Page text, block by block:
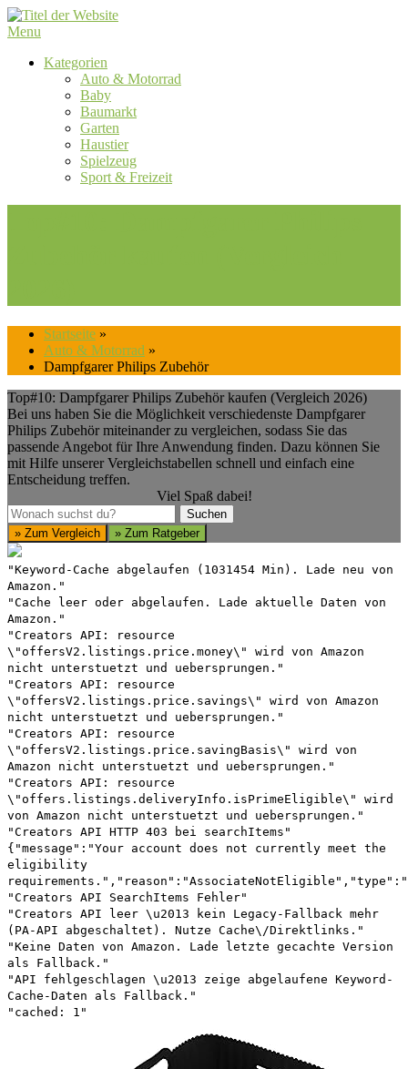
Skip
to
Menu
Kategorien
Auto & Motorrad
Baby
Baumarkt
Garten
Haustier
Spielzeug
Sport & Freizeit
Startseite »
Auto & Motorrad »
Dampfgarer Philips Zubehör
Top#10: Dampfgarer Philips Zubehör kaufen (Vergleich 2026)
Bei uns haben Sie die Möglichkeit verschiedenste Dampfgarer
Philips Zubehör miteinander zu vergleichen, sodass Sie das
passende Angebot für Ihre Anwendung finden. Dazu können Sie
mit Hilfe unserer Vergleichstabellen schnell und einfach eine
Entscheidung treffen.
Viel Spaß dabei!
Suchen
Suchen
» Zum Vergleich
» Zum Ratgeber
"Keyword-Cache abgelaufen (1031454 Min). Lade neu von
Amazon."
"Cache leer oder abgelaufen. Lade aktuelle Daten von
Amazon."
"Creators API: resource
\"offersV2.listings.price.money\" wird von Amazon
nicht unterstuetzt und uebersprungen."
"Creators API: resource
\"offersV2.listings.price.savings\" wird von Amazon
nicht unterstuetzt und uebersprungen."
"Creators API: resource
\"offersV2.listings.price.savingBasis\" wird von
Amazon nicht unterstuetzt und uebersprungen."
"Creators API: resource
\"offers.listings.deliveryInfo.isPrimeEligible\" wird
von Amazon nicht unterstuetzt und uebersprungen."
"Creators API HTTP 403 bei searchItems"
{"message":"Your account does not currently meet the
eligibility
"Creators API SearchItems Fehler"
"Creators API leer \u2013 kein Legacy-Fallback mehr
(PA-API abgeschaltet). Nutze Cache\/Direktlinks."
"Keine Daten von Amazon. Lade letzte gecachte Version
als Fallback."
"API fehlgeschlagen \u2013 zeige abgelaufene Keyword-
Cache-Daten als Fallback."
"cached: 1"